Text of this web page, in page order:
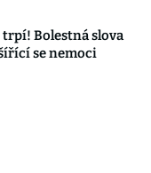
Bolestná slova
se nemoci